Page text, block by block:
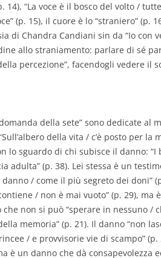
14), “La voce è il bosco del volto /
(p. 15), il cuore è lo “straniero” (p.
di Chandra Candiani sin da “Io con
allo straniamento: parlare di sé
percezione”, facendogli vedere il
della sete” sono dedicate al
della vita / c’è posto per la
lo sguardo di chi subisce il danno:
adulta” (p. 38). Lei stessa è un
/ come il più segreto dei doni”
/ non è mai vuoto” (p. 29), ma
non si può “sperare in nessuno /
memoria” (p. 21). Il danno “non
/ e provvisorie vie di scampo”
è un danno che dà consapevolezza